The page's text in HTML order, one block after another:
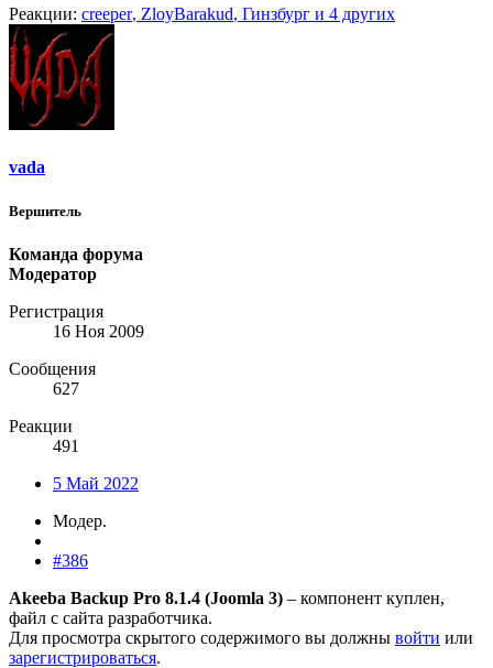
Реакции: creeper, ZloyBarakud, Гинзбург и 4 других
vada
Вершитель
Команда форума
Модератор
Регистрация
16 Ноя 2009
Сообщения
627
Реакции
491
5 Май 2022
Модер.
#386
Akeeba Backup Pro 8.1.4 (Joomla 3) – компонент куплен,
файл с сайта разработчика.
Для просмотра скрытого содержимого вы должны войти или
зарегистрироваться.